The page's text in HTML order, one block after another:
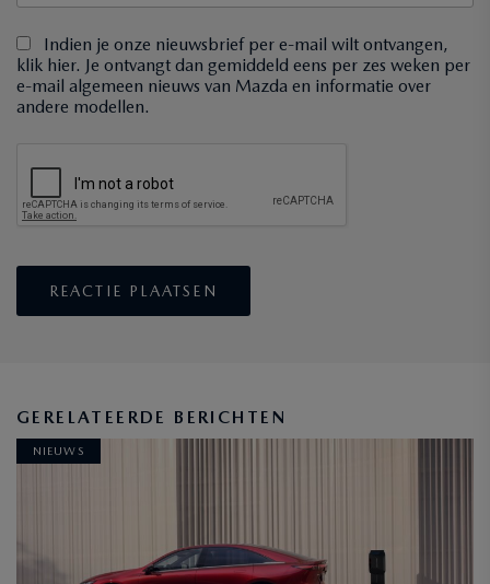
Indien je onze nieuwsbrief per e-mail wilt ontvangen,
klik hier. Je ontvangt dan gemiddeld eens per zes weken per
e-mail algemeen nieuws van Mazda en informatie over
andere modellen.
GERELATEERDE BERICHTEN
NIEUWS